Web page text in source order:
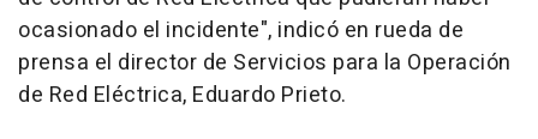
ocasionado el incidente", indicó en rueda de
prensa el director de Servicios para la Operación
de Red Eléctrica, Eduardo Prieto.